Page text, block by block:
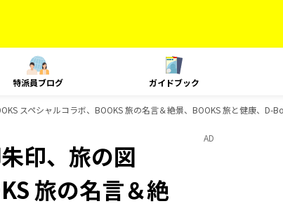
特派員ブログ ガイドブック
スペシャルコラボ、BOOKS 旅の名言＆絶景、BOOKS 旅と健康、D-
印、旅の図
旅の名言＆絶
AD